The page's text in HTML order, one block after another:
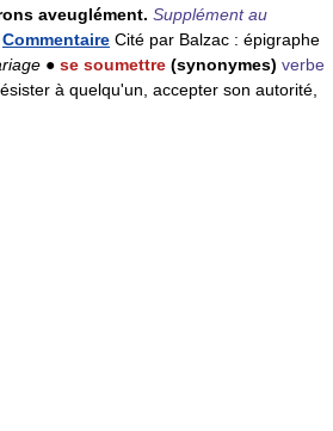
aveuglément. Supplément au
Commentaire Cité par Balzac : épigraphe
● se soumettre (synonymes) verbe
à quelqu'un, accepter son autorité,